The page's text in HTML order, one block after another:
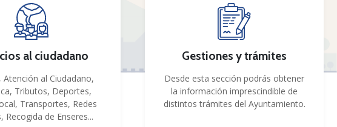
al ciudadano
Atención al Ciudadano,
Tributos, Deportes,
Transportes, Redes
Recogida de Enseres...
Gestiones y trámites
Desde esta sección podrás obtener
la información imprescindible de
distintos trámites del Ayuntamiento.